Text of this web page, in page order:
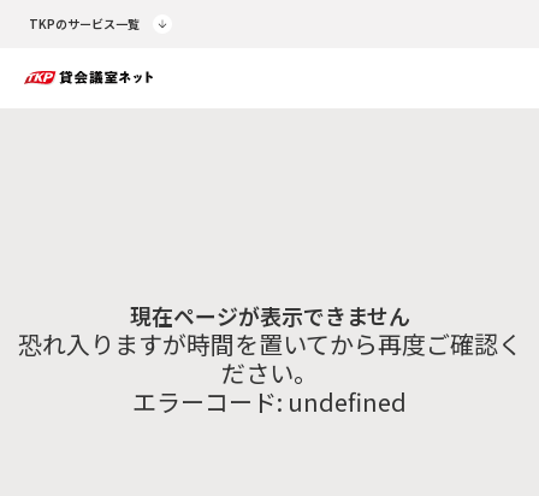
TKPのサービス一覧
現在ページが表示できません
恐れ入りますが時間を置いてから再度ご確認く
ださい。
エラーコード: undefined